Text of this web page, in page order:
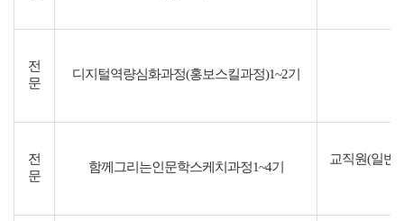
전
문
디지털역량심화과정(홍보스킬과정)1~2기
전
문
함께그리는인문학스케치과정1~4기
교직원(일반